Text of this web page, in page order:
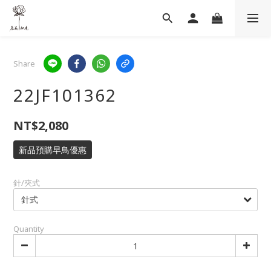
Share
22JF101362
NT$2,080
新品預購早鳥優惠
針/夾式
Quantity